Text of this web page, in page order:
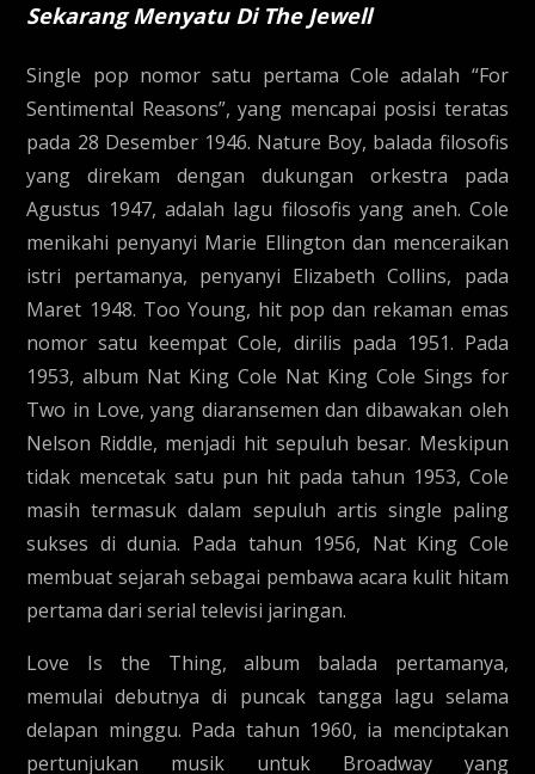
Sekarang Menyatu Di The Jewell
Single pop nomor satu pertama Cole adalah “For
Sentimental Reasons”, yang mencapai posisi teratas
pada 28 Desember 1946. Nature Boy, balada filosofis
yang direkam dengan dukungan orkestra pada
Agustus 1947, adalah lagu filosofis yang aneh. Cole
menikahi penyanyi Marie Ellington dan menceraikan
istri pertamanya, penyanyi Elizabeth Collins, pada
Maret 1948. Too Young, hit pop dan rekaman emas
nomor satu keempat Cole, dirilis pada 1951. Pada
1953, album Nat King Cole Nat King Cole Sings for
Two in Love, yang diaransemen dan dibawakan oleh
Nelson Riddle, menjadi hit sepuluh besar. Meskipun
tidak mencetak satu pun hit pada tahun 1953, Cole
masih termasuk dalam sepuluh artis single paling
sukses di dunia. Pada tahun 1956, Nat King Cole
membuat sejarah sebagai pembawa acara kulit hitam
pertama dari serial televisi jaringan.
Love Is the Thing, album balada pertamanya,
memulai debutnya di puncak tangga lagu selama
delapan minggu. Pada tahun 1960, ia menciptakan
pertunjukan musik untuk Broadway yang